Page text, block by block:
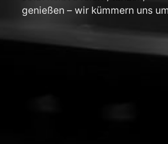
genießen – wir kümmern uns